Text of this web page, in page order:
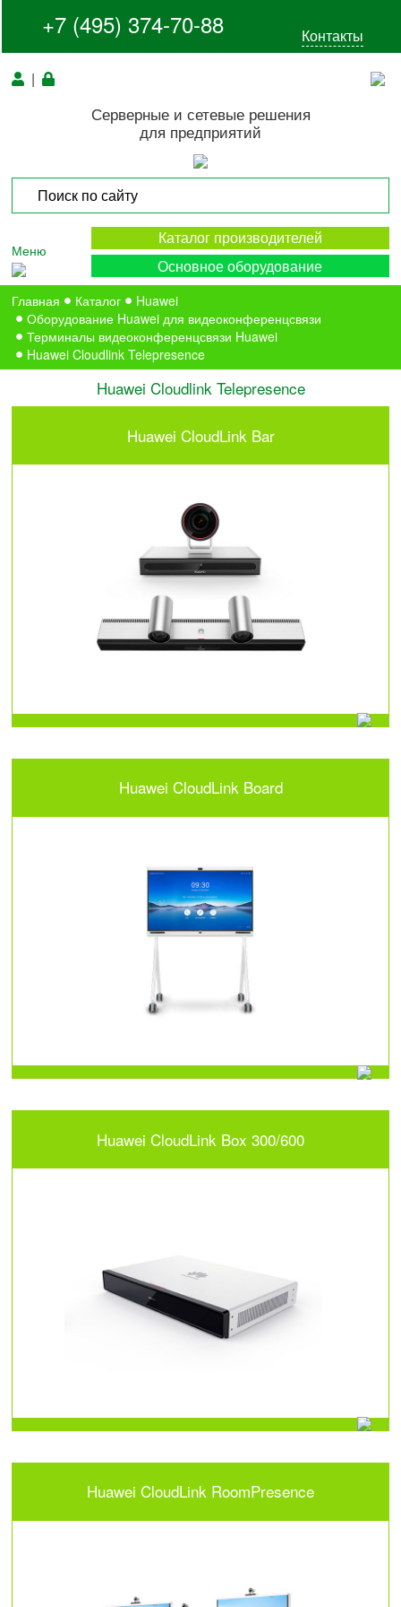
+7 (495) 374-70-88 Контакты
|
Серверные и сетевые решения
для предприятий
Меню
Каталог производителей
Основное оборудование
Главная Каталог
Huawei
Оборудование Huawei для видеоконференцсвязи
Терминалы видеоконференцсвязи Huawei
Huawei Cloudlink Telepresence
Huawei Cloudlink Telepresence
Huawei CloudLink Bar
Huawei CloudLink Board
Huawei CloudLink Box 300/600
Huawei CloudLink RoomPresence